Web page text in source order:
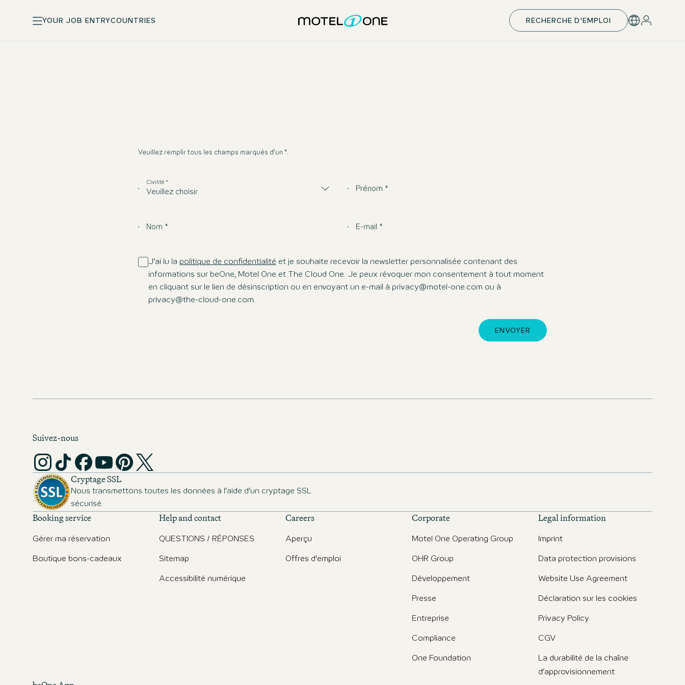
YOUR JOB ENTRYCOUNTRIES RECHERCHE D'EMPLOI
Veuillez remplir tous les champs marqués d’un *.
Veuillez choisir
Civilité *
Prénom *
Nom * E-mail *
J’ai lu la politique de confidentialité et je souhaite recevoir la newsletter personnalisée contenant des
informations sur beOne, Motel One et The Cloud One. Je peux révoquer mon consentement à tout moment
en cliquant sur le lien de désinscription ou en envoyant un e-mail à privacy@motel-one.com ou à
privacy@the-cloud-one.com.
ENVOYER
Suivez-nous
Cryptage SSL
Nous transmettons toutes les données à l’aide d’un cryptage SSL
sécurisé.
Booking service
Gérer ma réservation
Boutique bons-cadeaux
Help and contact
QUESTIONS / RÉPONSES
Sitemap
Accessibilité numérique
Careers
Aperçu
Offres d'emploi
Corporate
Motel One Operating Group
OHR Group
Développement
Presse
Entreprise
Compliance
One Foundation
Legal information
Imprint
Data protection provisions
Website Use Agreement
Déclaration sur les cookies
Privacy Policy
CGV
La durabilité de la chaîne
d’approvisionnement